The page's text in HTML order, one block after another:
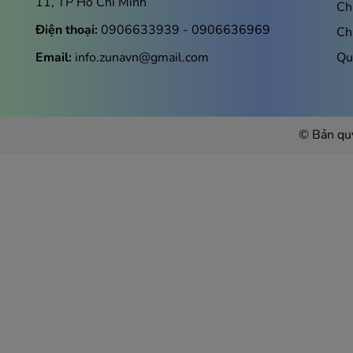
Samsung Galaxy A25 5G sở hữu màn hình Infinity U
bị di động nhưng vẫn đảm bảo không gian lớn để
cấp có khả năng tái tạo màu sắc ấn tượng với độ
Điện thoại: 0906633939 - 0906636969
Email: info.zunavn@gmail.com
© Bản